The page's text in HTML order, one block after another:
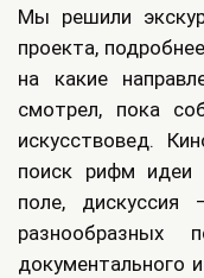
Мы решили
проекта,
на какие
смотрел, пока
искусствовед.
поиск рифм идеи
поле, дискуссия
документального